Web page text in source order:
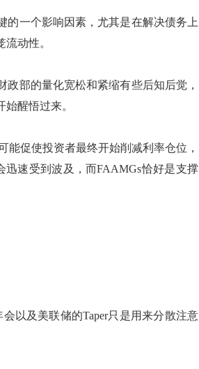
一个影响因素，尤其是在解决债务上
动性。
部的量化宽松和紧缩有些后知后觉，
醒悟过来。
促使投资者最终开始削减利率仓位，
速受到波及，而FAAMGs恰好是支撑
及美联储的Taper只是用来分散注意